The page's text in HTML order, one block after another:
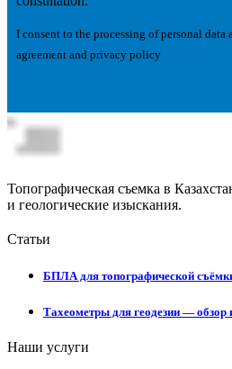
I consent to the processing of personal data
agreement and privacy policy
Топографическая съемка в
и геологические изыскания.
Статьи
БПЛА для топографической
Тахеометры для геодезии — обзор
Наши услуги